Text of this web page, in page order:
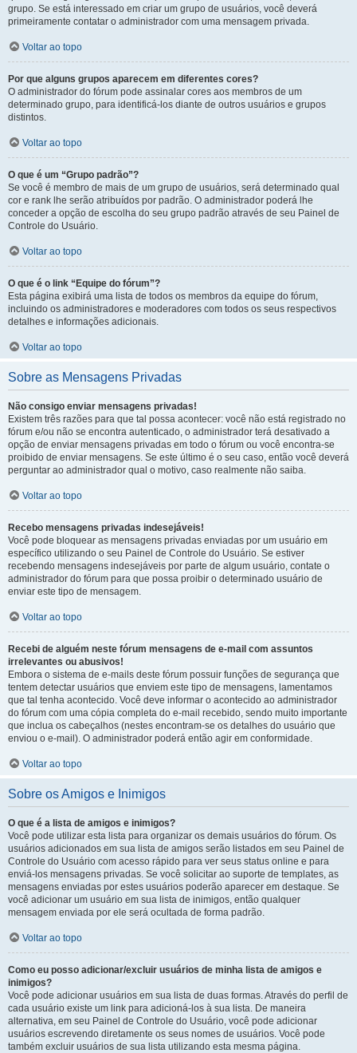
grupo. Se está interessado em criar um grupo de usuários, você deverá
primeiramente contatar o administrador com uma mensagem privada.
Voltar ao topo
Por que alguns grupos aparecem em diferentes cores?
O administrador do fórum pode assinalar cores aos membros de um
determinado grupo, para identificá-los diante de outros usuários e grupos
distintos.
Voltar ao topo
O que é um “Grupo padrão”?
Se você é membro de mais de um grupo de usuários, será determinado qual
cor e rank lhe serão atribuídos por padrão. O administrador poderá lhe
conceder a opção de escolha do seu grupo padrão através de seu Painel de
Controle do Usuário.
Voltar ao topo
O que é o link “Equipe do fórum”?
Esta página exibirá uma lista de todos os membros da equipe do fórum,
incluindo os administradores e moderadores com todos os seus respectivos
detalhes e informações adicionais.
Voltar ao topo
Sobre as Mensagens Privadas
Não consigo enviar mensagens privadas!
Existem três razões para que tal possa acontecer: você não está registrado no
fórum e/ou não se encontra autenticado, o administrador terá desativado a
opção de enviar mensagens privadas em todo o fórum ou você encontra-se
proibido de enviar mensagens. Se este último é o seu caso, então você deverá
perguntar ao administrador qual o motivo, caso realmente não saiba.
Voltar ao topo
Recebo mensagens privadas indesejáveis!
Você pode bloquear as mensagens privadas enviadas por um usuário em
específico utilizando o seu Painel de Controle do Usuário. Se estiver
recebendo mensagens indesejáveis por parte de algum usuário, contate o
administrador do fórum para que possa proibir o determinado usuário de
enviar este tipo de mensagem.
Voltar ao topo
Recebi de alguém neste fórum mensagens de e-mail com assuntos
irrelevantes ou abusivos!
Embora o sistema de e-mails deste fórum possuir funções de segurança que
tentem detectar usuários que enviem este tipo de mensagens, lamentamos
que tal tenha acontecido. Você deve informar o acontecido ao administrador
do fórum com uma cópia completa do e-mail recebido, sendo muito importante
que inclua os cabeçalhos (nestes encontram-se os detalhes do usuário que
enviou o e-mail). O administrador poderá então agir em conformidade.
Voltar ao topo
Sobre os Amigos e Inimigos
O que é a lista de amigos e inimigos?
Você pode utilizar esta lista para organizar os demais usuários do fórum. Os
usuários adicionados em sua lista de amigos serão listados em seu Painel de
Controle do Usuário com acesso rápido para ver seus status online e para
enviá-los mensagens privadas. Se você solicitar ao suporte de templates, as
mensagens enviadas por estes usuários poderão aparecer em destaque. Se
você adicionar um usuário em sua lista de inimigos, então qualquer
mensagem enviada por ele será ocultada de forma padrão.
Voltar ao topo
Como eu posso adicionar/excluir usuários de minha lista de amigos e
inimigos?
Você pode adicionar usuários em sua lista de duas formas. Através do perfil de
cada usuário existe um link para adicioná-los à sua lista. De maneira
alternativa, em seu Painel de Controle do Usuário, você pode adicionar
usuários escrevendo diretamente os seus nomes de usuários. Você pode
também excluir usuários de sua lista utilizando esta mesma página.